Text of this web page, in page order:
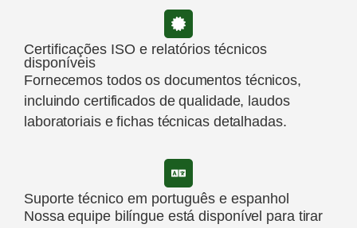
Certificações ISO e relatórios técnicos
disponíveis
Fornecemos todos os documentos técnicos,
incluindo certificados de qualidade, laudos
laboratoriais e fichas técnicas detalhadas.
Suporte técnico em português e espanhol
Nossa equipe bilíngue está disponível para tirar